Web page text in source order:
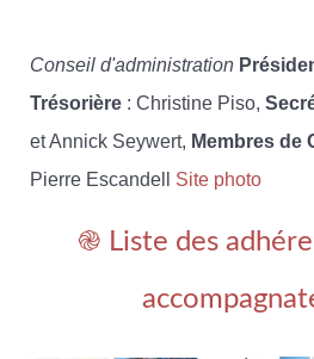
Conseil d'administration
Trésorière : Christine Piso,
et Annick Seywert, Membres de
Pierre Escandell Site photo
֎ Liste des